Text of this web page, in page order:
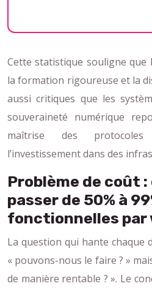
Cette statistique souligne
la formation rigoureuse et la
aussi critiques que les
souveraineté numérique
maîtrise des
l’investissement dans des
Problème de coût
passer de 50% à
fonctionnelles par
La question qui hante chaque
« pouvons-nous le faire ? »
de manière rentable ? ». Le